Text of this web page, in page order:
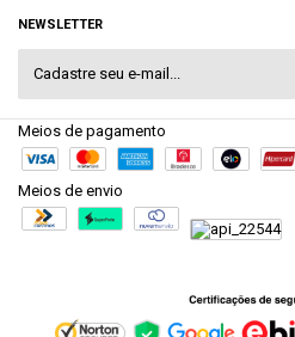
NEWSLETTER
Meios de pagamento
Meios de envio